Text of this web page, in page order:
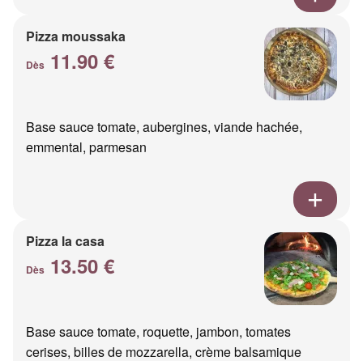
Pizza moussaka
Dès 11.90 €
Base sauce tomate, aubergines, viande hachée,
emmental, parmesan
Pizza la casa
Dès 13.50 €
Base sauce tomate, roquette, jambon, tomates
cerises, billes de mozzarella, crème balsamique